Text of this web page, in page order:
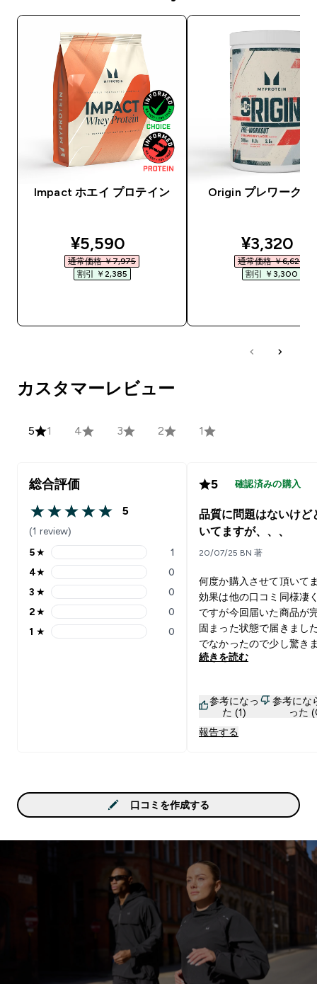
Impact ホエイ プロテイン
discounted price
¥5,590‎
通常価格 ￥7,975‎
割引 ￥2,385‎
Origin プレワークア
¥3,320‎
通常価格 ￥6,620‎
割引 ￥3,300‎
カスタマーレビュー
5 1 4 3 2 1
総合評価
5 out of 5 stars
5
(1 review)
5 stars rating 1 reviews
5★ 1
4 stars rating 0 reviews
4★ 0
3 stars rating 0 reviews
3 ★ 0
2 stars rating 0 reviews
2★ 0
1 stars rating 0 reviews
1 ★ 0
5 確認済みの購入
品質に問題はないけど
いてますが、、、
20/07/25 BN 著
何度か購入させて頂いて
効果は他の口コミ同様凄
ですが今回届いた商品が
固まった状態で届きまし
でなかったので少し驚き
がスプーンなどで削って
に完全に固まってると品
題なくとも商品的に問題
じゃないかと思いました
ですがもし同じ状態で届
は返品が大変なのでスプ
続きを読む
参考になっ
た (1)
参考にな
った
報告する
口コミを作成する